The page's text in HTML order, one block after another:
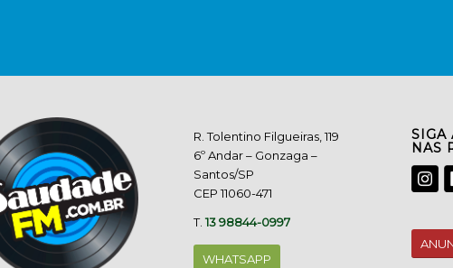
R. Tolentino Filgueiras, 119
6º Andar – Gonzaga –
Santos/SP
CEP 11060-471
T.13 98844-0997
WHATSAPP
SIGA
NAS